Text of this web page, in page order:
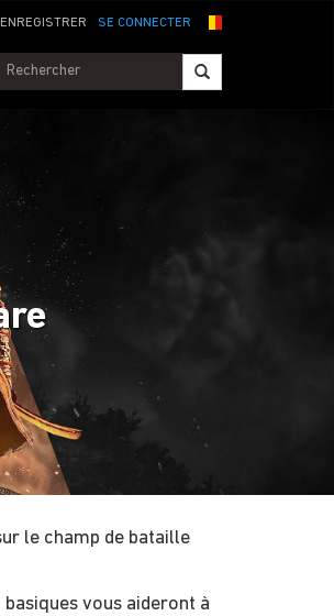
SE CONNECTER
le champ de bataille
vous aideront à